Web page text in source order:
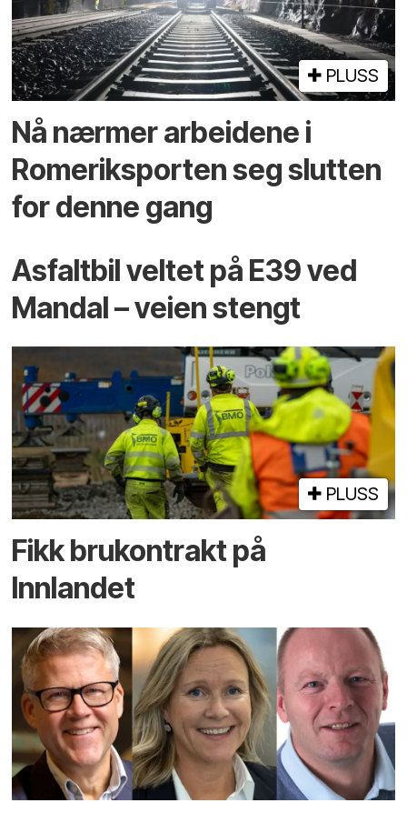
PLUSS
Nå nærmer arbeidene i
Romeriksporten seg slutten
for denne gang
Asfaltbil veltet på E39 ved
Mandal – veien stengt
PLUSS
Fikk brukontrakt på
Innlandet